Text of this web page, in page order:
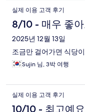
실제 이용 고객 후기
8/10 - 매우 좋
2025년 12월 13일
조금만 걸어가면 식당
Sujin 님, 3박 여행
실제 이용 고객 후기
10/10 - 최고예요